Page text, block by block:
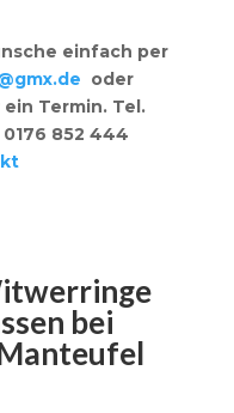
einfach per
oder
Termin. Tel.
852 444
bei